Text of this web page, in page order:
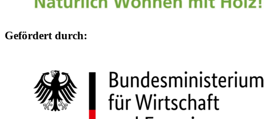
Gefördert durch: